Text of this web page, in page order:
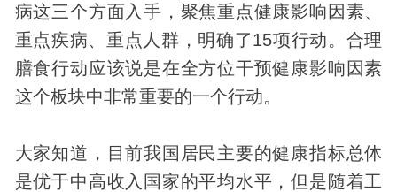
病这三个方面入手，聚焦重点健康影响因素、
重点疾病、重点人群，明确了15项行动。合理
膳食行动应该说是在全方位干预健康影响因素
这个板块中非常重要的一个行动。
大家知道，目前我国居民主要的健康指标总体
是优于中高收入国家的平均水平，但是随着工